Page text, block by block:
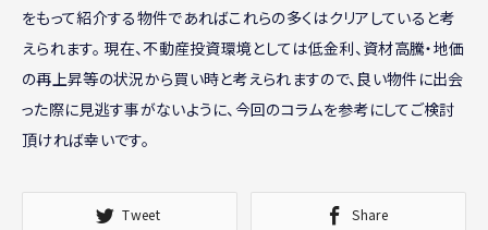
をもって紹介する物件であればこれらの多くはクリアしていると考
えられます。 現在、不動産投資環境としては低金利、資材高騰・地価
の再上昇等の状況から買い時と考えられますので、良い物件に出会
った際に見逃す事がないように、今回のコラムを参考にしてご検討
頂ければ幸いです。
Tweet Share